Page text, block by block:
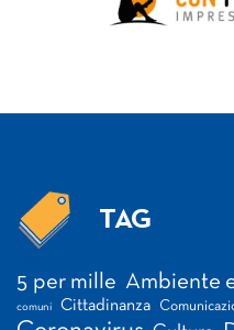
TAG
5 per mille Ambiente
comuni Cittadinanza